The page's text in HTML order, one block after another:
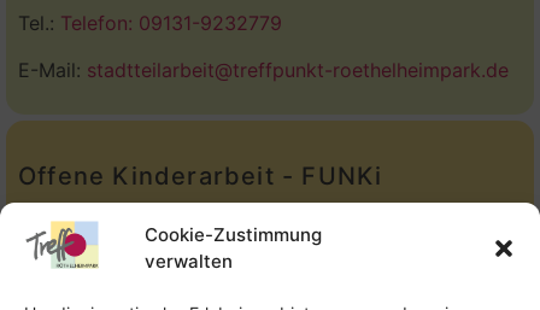
Cookie-Zustimmung
verwalten
Tel.: Telefon: 09131-9232779
E-Mail: stadtteilarbeit@treffpunkt-roethelheimpark.de
Offene Kinderarbeit - FUNKi
Tel.:Telefon: 09131-610749
E-Mail:oka@treffpunkt-roethelheimpark.de